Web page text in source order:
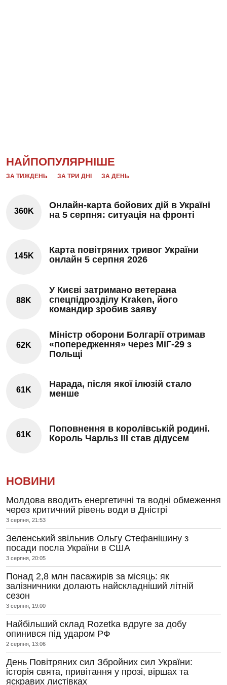
НАЙПОПУЛЯРНІШЕ
ЗА ТИЖДЕНЬ ЗА ТРИ ДНІ ЗА ДЕНЬ
360K
Онлайн-карта бойових дій в Україні
на 5 серпня: ситуація на фронті
145K
Карта повітряних тривог України
онлайн 5 серпня 2026
88K
У Києві затримано ветерана
спецпідрозділу Kraken, його
командир зробив заяву
62K
Міністр оборони Болгарії отримав
«попередження» через МіГ-29 з
Польщі
61K
Нарада, після якої ілюзій стало
менше
61K
Поповнення в королівській родині.
Король Чарльз III став дідусем
НОВИНИ
Молдова вводить енергетичні та водні обмеження
через критичний рівень води в Дністрі
3 серпня, 21:53
Зеленський звільнив Ольгу Стефанішину з
посади посла України в США
3 серпня, 20:05
Понад 2,8 млн пасажирів за місяць: як
залізничники долають найскладніший літній
сезон
3 серпня, 19:00
Найбільший склад Rozetka вдруге за добу
опинився під ударом РФ
2 серпня, 13:06
День Повітряних сил Збройних сил України:
історія свята, привітання у прозі, віршах та
яскравих листівках